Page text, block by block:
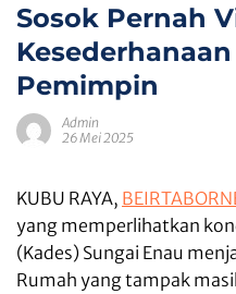
Sosok Pernah
Pemimpin
Admin
26 Mei 2025
KUBU RAYA,
yang memperlihatkan
(Kades) Sungai Enau
Rumah yang tampak